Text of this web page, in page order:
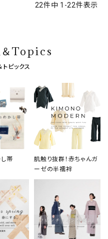
22件中 1 -22件表示
Topics
ピックス
帯
肌触り抜群！赤ちゃんガ
ーゼの半襦袢